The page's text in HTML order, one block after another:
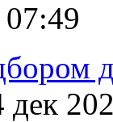
дек